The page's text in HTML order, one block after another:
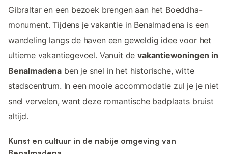
Gibraltar en een bezoek brengen aan het Boeddha-
monument. Tijdens je vakantie in Benalmadena is een
wandeling langs de haven een geweldig idee voor het
ultieme vakantiegevoel. Vanuit devakantiewoningen in
Benalmadena ben je snel in het historische, witte
stadscentrum. In een mooie accommodatie zul je je niet
snel vervelen, want deze romantische badplaats bruist
altijd.
Kunst en cultuur in de nabije omgeving van